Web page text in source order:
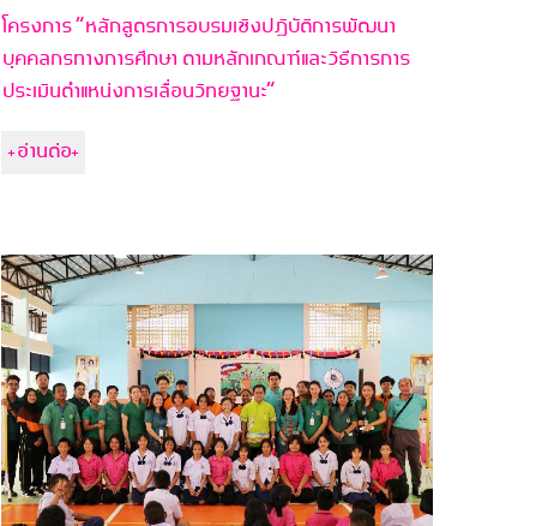
โครงการ “หลักสูตรการอบรมเชิงปฏิบัติการพัฒนา
บุคคลกรทางการศึกษา ตามหลักเกณฑ์และวิธีการการ
ประเมินตำแหน่งการเลื่อนวิทยฐานะ”
+อ่านต่อ+